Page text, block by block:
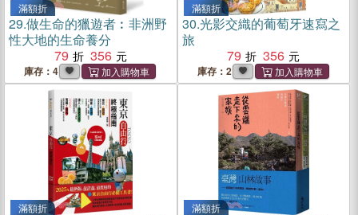
滿額折
29.做生命的獵遊者︰非洲野
性大地的生命養分
79
356
庫存：4
滿額折
30.光影交織的葡萄牙速寫之
旅
79
356
庫存：2
滿額折 滿額折